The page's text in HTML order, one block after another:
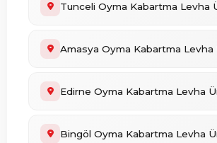
Tunceli Oyma Kabartma Levha
Amasya Oyma Kabartma Levha
Edirne Oyma Kabartma Levha
Bingöl Oyma Kabartma Levha